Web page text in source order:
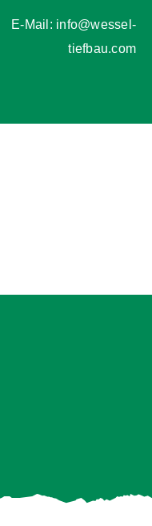
E-Mail: info@wessel-
tiefbau.com